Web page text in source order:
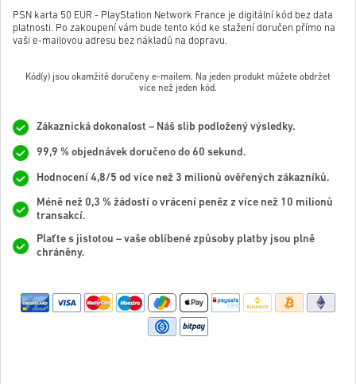
PSN karta 50 EUR - PlayStation Network France je digitální kód bez data
platnosti. Po zakoupení vám bude tento kód ke stažení doručen přímo na
vaši e-mailovou adresu bez nákladů na dopravu.
Kód(y) jsou okamžitě doručeny e-mailem. Na jeden produkt můžete obdržet
více než jeden kód.
Zákaznická dokonalost – Náš slib podložený výsledky.
99,9 % objednávek doručeno do 60 sekund.
Hodnocení 4,8/5 od více než 3 milionů ověřených zákazníků.
Méně než 0,3 % žádostí o vrácení peněz z více než 10 milionů
transakcí.
Plaťte s jistotou – vaše oblíbené způsoby platby jsou plně
chráněny.